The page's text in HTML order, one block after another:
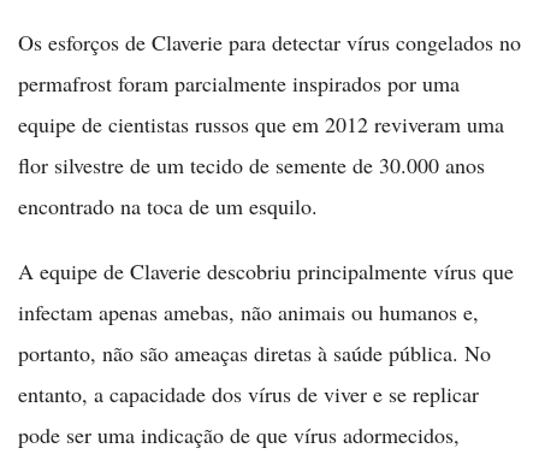
Os esforços de Claverie para detectar vírus congelados no
permafrost foram parcialmente inspirados por uma
equipe de cientistas russos que em 2012 reviveram uma
flor silvestre de um tecido de semente de 30.000 anos
encontrado na toca de um esquilo.
A equipe de Claverie descobriu principalmente vírus que
infectam apenas amebas, não animais ou humanos e,
portanto, não são ameaças diretas à saúde pública. No
entanto, a capacidade dos vírus de viver e se replicar
pode ser uma indicação de que vírus adormecidos,